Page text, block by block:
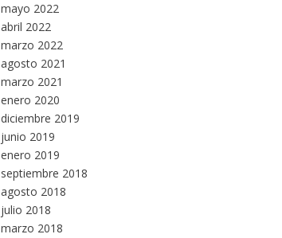
mayo 2022
abril 2022
marzo 2022
agosto 2021
marzo 2021
enero 2020
diciembre 2019
junio 2019
enero 2019
septiembre 2018
agosto 2018
julio 2018
marzo 2018